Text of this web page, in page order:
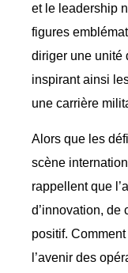
et le leadership
figures
diriger une unité
inspirant ainsi
une carrière
Alors que les
scène
rappellent que
d’innovation, de
positif.
l’avenir des